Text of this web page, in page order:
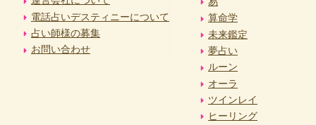
電話占いデスティニーについて
占い師様の募集
お問い合わせ
算命学
未来鑑定
夢占い
ルーン
オーラ
ツインレイ
ヒーリング